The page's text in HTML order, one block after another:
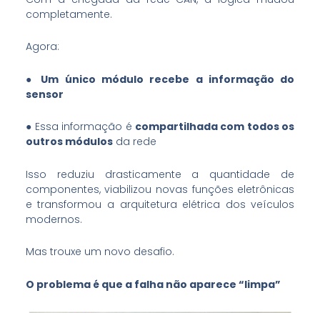
completamente.
Agora:
● Um único módulo recebe a informação do
sensor
● Essa informação é compartilhada com todos os
outros módulosda rede
Isso reduziu drasticamente a quantidade de
componentes, viabilizou novas funções eletrônicas
e transformou a arquitetura elétrica dos veículos
modernos.
Mas trouxe um novo desafio.
O problema é que a falha não aparece “limpa”